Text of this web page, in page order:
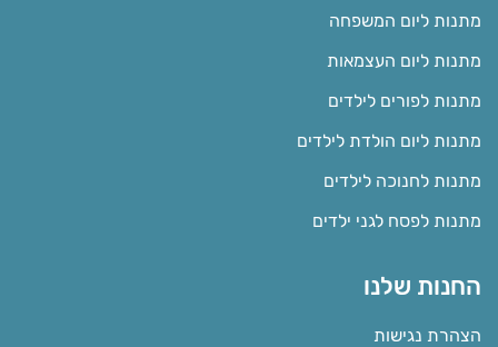
מתנות ליום המשפחה
מתנות ליום העצמאות
מתנות לפורים לילדים
מתנות ליום הולדת לילדים
מתנות לחנוכה לילדים
מתנות לפסח לגני ילדים
החנות שלנו
הצהרת נגישות